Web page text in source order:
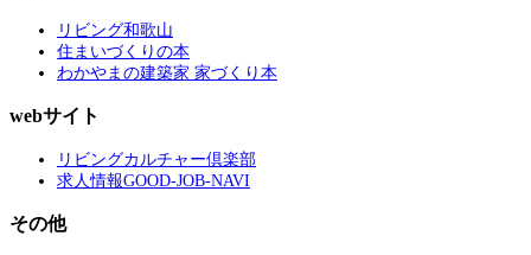
リビング和歌山
住まいづくりの本
わかやまの建築家 家づくり本
webサイト
リビングカルチャー倶楽部
求人情報GOOD-JOB-NAVI
その他